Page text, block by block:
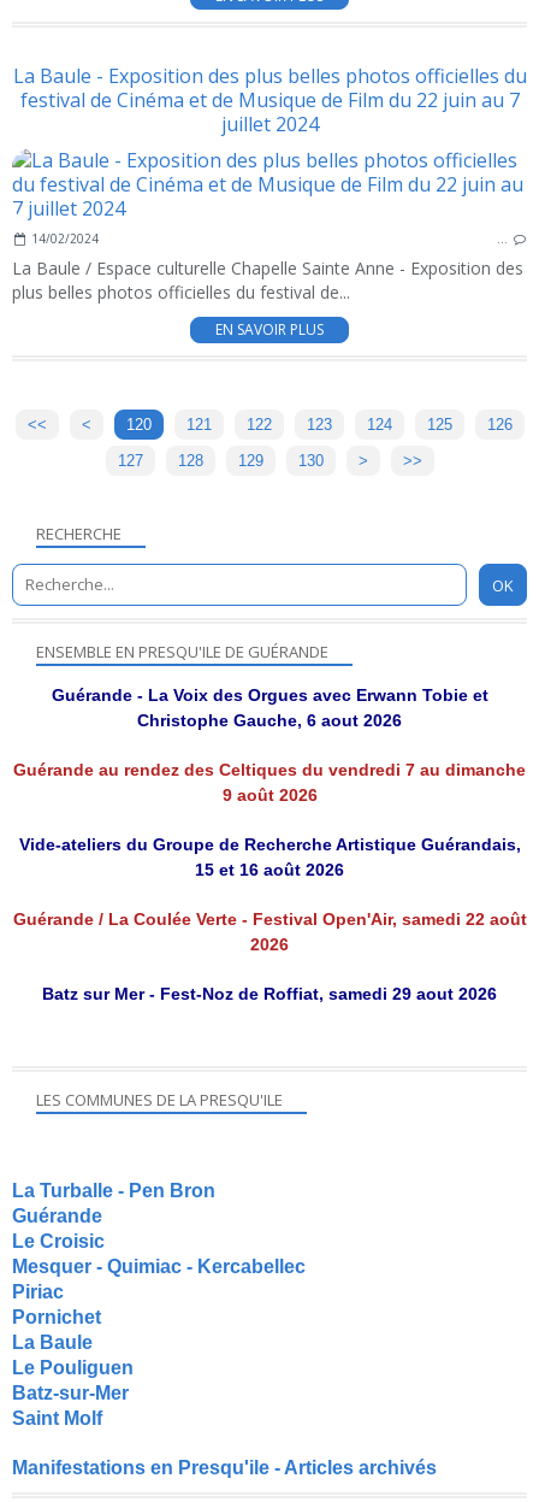
La Baule - Exposition des plus belles photos officielles du
festival de Cinéma et de Musique de Film du 22 juin au 7
juillet 2024
14/02/2024 …
La Baule / Espace culturelle Chapelle Sainte Anne - Exposition des
plus belles photos officielles du festival de...
EN SAVOIR PLUS
<< < 100
110
120 121 122 123 124 125
126
127
128 129 130 140
150
160
170
180
190
> >>
RECHERCHE
ENSEMBLE EN PRESQU'ILE DE GUÉRANDE
Guérande - La Voix des Orgues avec Erwann Tobie et
Christophe Gauche, 6 aout 2026
Guérande au rendez des Celtiques du vendredi 7 au dimanche
9 août 2026
Vide-ateliers du Groupe de Recherche Artistique Guérandais,
15 et 16 août 2026
Guérande / La Coulée Verte - Festival Open'Air, samedi 22 août
2026
Batz sur Mer - Fest-Noz de Roffiat, samedi 29 aout 2026
LES COMMUNES DE LA PRESQU'ILE
La Turballe - Pen Bron
Guérande
Le Croisic
Mesquer - Quimiac - Kercabellec
Piriac
Pornichet
La Baule
Le Pouliguen
Batz-sur-Mer
Saint Molf
Manifestations en Presqu'ile - Articles archivés